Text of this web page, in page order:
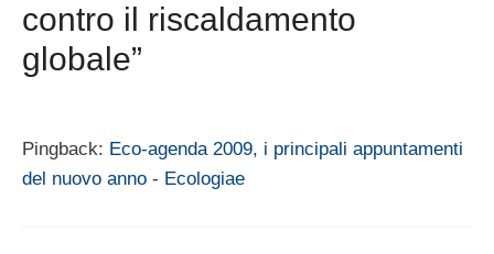
contro il riscaldamento
globale”
Pingback: Eco-agenda 2009, i principali appuntamenti
del nuovo anno - Ecologiae